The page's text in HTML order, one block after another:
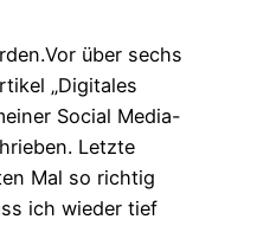
über sechs
„Digitales
Social Media-
Letzte
Mal so richtig
ich wieder tief